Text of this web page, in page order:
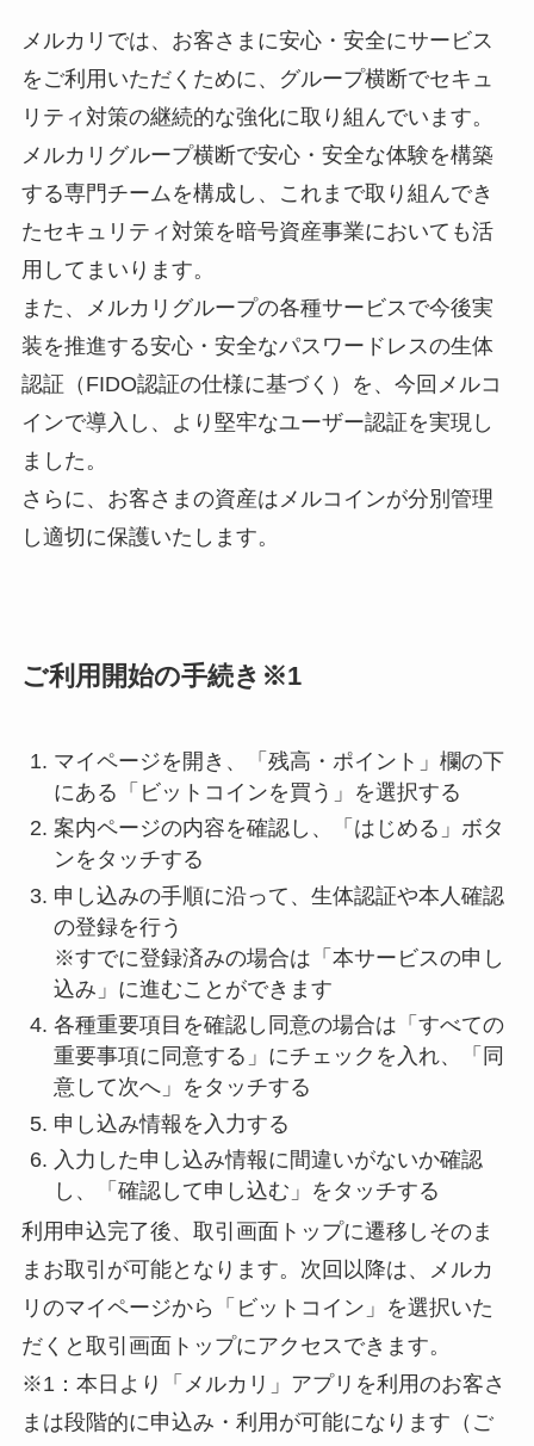
メルカリでは、お客さまに安心・安全にサービス
をご利用いただくために、グループ横断でセキュ
リティ対策の継続的な強化に取り組んでいます。
メルカリグループ横断で安心・安全な体験を構築
する専門チームを構成し、これまで取り組んでき
たセキュリティ対策を暗号資産事業においても活
用してまいります。
また、メルカリグループの各種サービスで今後実
装を推進する安心・安全なパスワードレスの生体
認証（FIDO認証の仕様に基づく）を、今回メルコ
インで導入し、より堅牢なユーザー認証を実現し
ました。
さらに、お客さまの資産はメルコインが分別管理
し適切に保護いたします。
ご利用開始の手続き※1
マイページを開き、「残高・ポイント」欄の下
にある「ビットコインを買う」を選択する
案内ページの内容を確認し、「はじめる」ボタ
ンをタッチする
申し込みの手順に沿って、生体認証や本人確認
の登録を行う
※すでに登録済みの場合は「本サービスの申し
込み」に進むことができます
各種重要項目を確認し同意の場合は「すべての
重要事項に同意する」にチェックを入れ、「同
意して次へ」をタッチする
申し込み情報を入力する
入力した申し込み情報に間違いがないか確認
し、「確認して申し込む」をタッチする
利用申込完了後、取引画面トップに遷移しそのま
まお取引が可能となります。次回以降は、メルカ
リのマイページから「ビットコイン」を選択いた
だくと取引画面トップにアクセスできます。
※1：本日より「メルカリ」アプリを利用のお客さ
まは段階的に申込み・利用が可能になります（ご